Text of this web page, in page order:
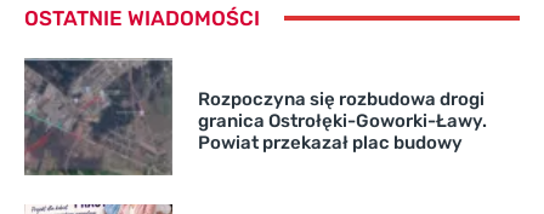
OSTATNIE WIADOMOŚCI
Rozpoczyna się rozbudowa drogi
granica Ostrołęki-Goworki-Ławy.
Powiat przekazał plac budowy